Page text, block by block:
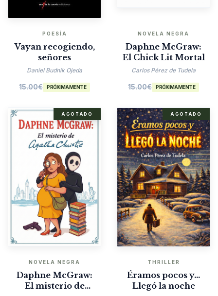
POESÍA
Vayan recogiendo,
señores
Daniel Budnik Ojeda
15.00€ PRÓXIMAMENTE
NOVELA NEGRA
Daphne McGraw:
El Chick Lit Mortal
Carlos Pérez de Tudela
15.00€ PRÓXIMAMENTE
AGOTADO
NOVELA NEGRA
Daphne McGraw:
El misterio de
AGOTADO
THRILLER
Éramos pocos y…
Llegó la noche